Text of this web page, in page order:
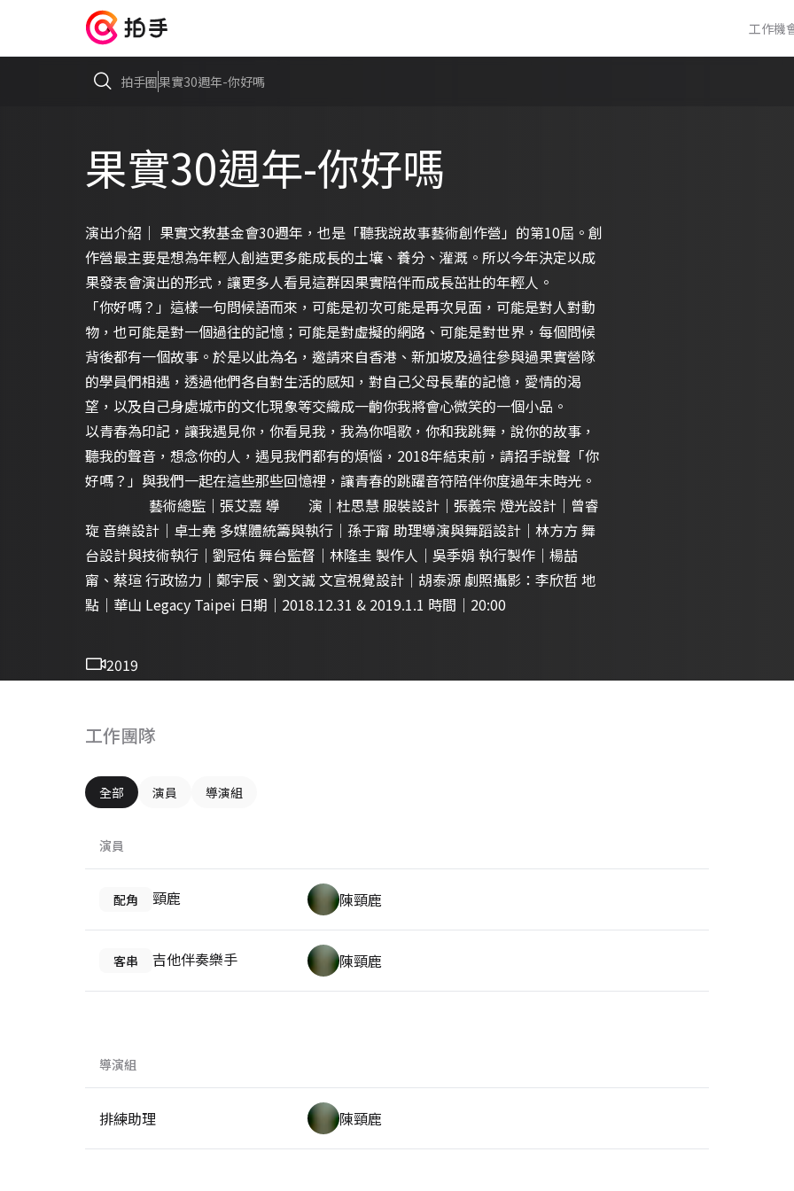
工作機
拍手圈果實30週年-你好嗎
果實30週年-你好嗎
演出介紹｜ 果實文教基金會30週年，也是「聽我說故事藝術創作營」的第10屆。創
作營最主要是想為年輕人創造更多能成長的土壤、養分、灌溉。所以今年決定以成
果發表會演出的形式，讓更多人看見這群因果實陪伴而成長茁壯的年輕人。
「你好嗎？」這樣一句問候語而來，可能是初次可能是再次見面，可能是對人對動
物，也可能是對一個過往的記憶；可能是對虛擬的網路、可能是對世界，每個問候
背後都有一個故事。於是以此為名，邀請來自香港、新加坡及過往參與過果實營隊
的學員們相遇，透過他們各自對生活的感知，對自己父母長輩的記憶，愛情的渴
望，以及自己身處城市的文化現象等交織成一齣你我將會心微笑的一個小品。
以青春為印記，讓我遇見你，你看見我，我為你唱歌，你和我跳舞，說你的故事，
聽我的聲音，想念你的人，遇見我們都有的煩惱，2018年結束前，請招手說聲「你
好嗎？」與我們一起在這些那些回憶裡，讓青春的跳躍音符陪伴你度過年末時光。
藝術總監｜張艾嘉 導 演｜杜思慧 服裝設計｜張義宗 燈光設計｜曾睿
琁 音樂設計｜卓士堯 多媒體統籌與執行｜孫于甯 助理導演與舞蹈設計｜林方方 舞
台設計與技術執行｜劉冠佑 舞台監督｜林隆圭 製作人｜吳季娟 執行製作｜楊喆
甯、蔡瑄 行政協力｜鄭宇辰、劉文誠 文宣視覺設計｜胡泰源 劇照攝影：李欣哲 地
點｜華山 Legacy Taipei 日期｜2018.12.31 & 2019.1.1 時間｜20:00
2019
工作團隊
全部 演員 導演組
演員
配角 頸鹿 陳頸鹿
客串 吉他伴奏樂手 陳頸鹿
導演組
排練助理 陳頸鹿